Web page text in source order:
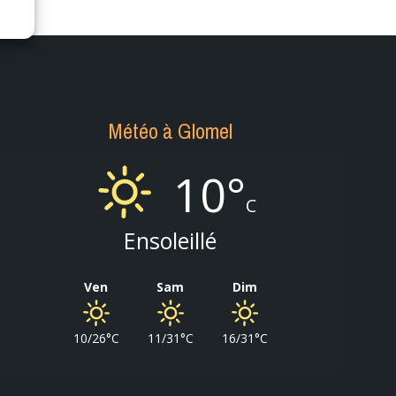
Météo à Glomel
10°C
Ensoleillé
Ven
10/26°C
Sam
11/31°C
Dim
16/31°C